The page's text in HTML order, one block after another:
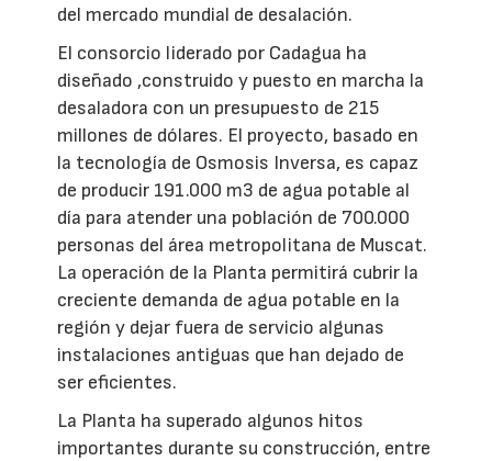
del mercado mundial de desalación.
El consorcio liderado por Cadagua ha
diseñado ,construido y puesto en marcha la
desaladora con un presupuesto de 215
millones de dólares. El proyecto, basado en
la tecnología de Osmosis Inversa, es capaz
de producir 191.000 m3 de agua potable al
día para atender una población de 700.000
personas del área metropolitana de Muscat.
La operación de la Planta permitirá cubrir la
creciente demanda de agua potable en la
región y dejar fuera de servicio algunas
instalaciones antiguas que han dejado de
ser eficientes.
La Planta ha superado algunos hitos
importantes durante su construcción, entre